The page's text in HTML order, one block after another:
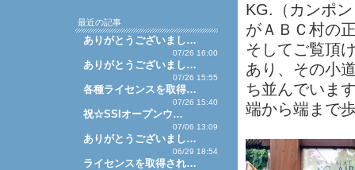
KG.（カンポ
がＡＢＣ村の
そしてご覧頂
あり、その小
ち並んでいま
端から端まで
最近の記事
ありがとうございまし…
07/26 16:00
ありがとうございまし…
07/26 15:55
各種ライセンスを取得…
07/26 15:40
祝☆SSIオープンウ…
07/06 13:09
ありがとうございまし…
06/29 18:54
ライセンスを取得され…